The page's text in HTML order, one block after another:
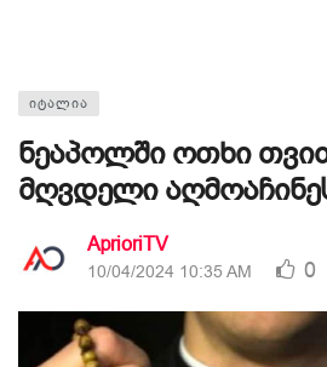
ᲘᲢᲐᲚᲘᲐ
ნეაპოლში ოთხი
მღვდელი
AprioriTV
10/04/2024 10:35 AM 0